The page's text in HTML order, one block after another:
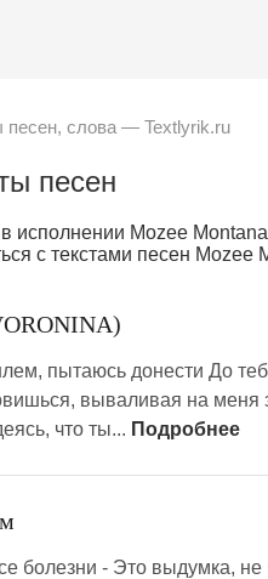
песен, слова — Textlyrik.ru
песен
исполнении Mozee
с текстами песен Mozee
пытаюсь донести До
вываливая на меня
что ты... Подробнее
болезни - Это выдумка,